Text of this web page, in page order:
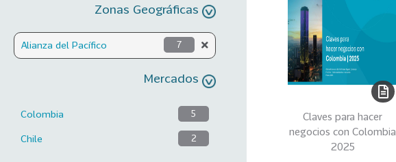
Zonas Geográficas
Alianza del Pacífico 7
Mercados
Colombia 5
Chile 2
Claves para hacer
negocios con Colombia
2025